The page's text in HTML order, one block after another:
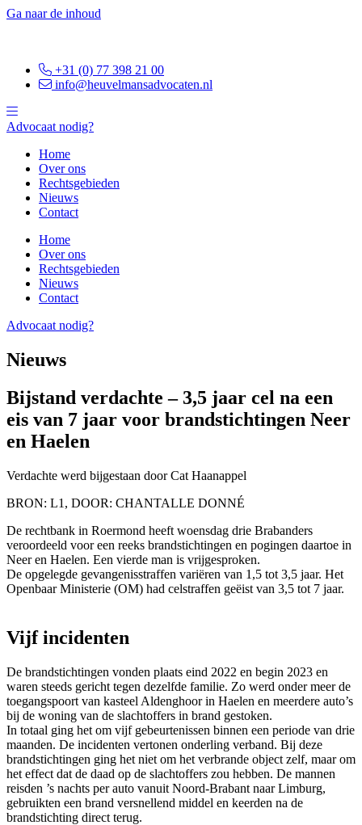
Ga naar de inhoud
+31 (0) 77 398 21 00
info@heuvelmansadvocaten.nl
Advocaat nodig?
Home
Over ons
Rechtsgebieden
Nieuws
Contact
Home
Over ons
Rechtsgebieden
Nieuws
Contact
Advocaat nodig?
Nieuws
Bijstand verdachte – 3,5 jaar cel na een
eis van 7 jaar voor brandstichtingen Neer
en Haelen
Verdachte werd bijgestaan door Cat Haanappel
BRON: L1, DOOR: CHANTALLE DONNÉ
De rechtbank in Roermond heeft woensdag drie Brabanders
veroordeeld voor een reeks brandstichtingen en pogingen daartoe in
Neer en Haelen. Een vierde man is vrijgesproken.
De opgelegde gevangenisstraffen variëren van 1,5 tot 3,5 jaar. Het
Openbaar Ministerie (OM) had celstraffen geëist van 3,5 tot 7 jaar.
Vijf incidenten
De brandstichtingen vonden plaats eind 2022 en begin 2023 en
waren steeds gericht tegen dezelfde familie. Zo werd onder meer de
toegangspoort van kasteel Aldenghoor in Haelen en meerdere auto’s
bij de woning van de slachtoffers in brand gestoken.
In totaal ging het om vijf gebeurtenissen binnen een periode van drie
maanden. De incidenten vertonen onderling verband. Bij deze
brandstichtingen ging het niet om het verbrande object zelf, maar om
het effect dat de daad op de slachtoffers zou hebben. De mannen
reisden ’s nachts per auto vanuit Noord-Brabant naar Limburg,
gebruikten een brand versnellend middel en keerden na de
brandstichting direct terug.